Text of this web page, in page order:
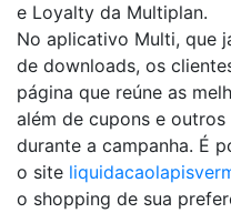
e Loyalty da Multiplan.
No aplicativo Multi, que
de downloads, os
página que reúne as
além de cupons e
durante a campanha. É
o site
o shopping de sua